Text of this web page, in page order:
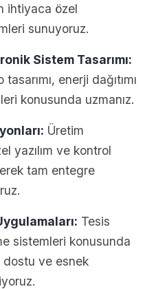
ihtiyaca özel
sunuyoruz.
Sistem Tasarımı:
enerji dağıtımı
konusunda uzmanız.
Üretim
yazılım ve kontrol
tam entegre
Tesis
sistemleri konusunda
dostu ve esnek